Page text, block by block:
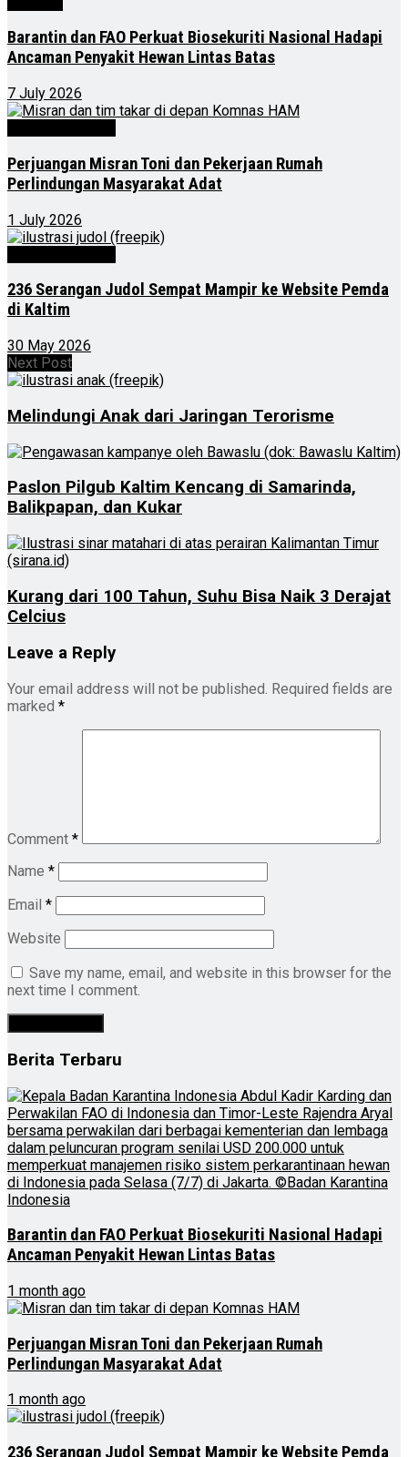
Barantin dan FAO Perkuat Biosekuriti Nasional Hadapi
Ancaman Penyakit Hewan Lintas Batas
7 July 2026
Perjuangan Misran Toni dan Pekerjaan Rumah
Perlindungan Masyarakat Adat
1 July 2026
236 Serangan Judol Sempat Mampir ke Website Pemda
di Kaltim
30 May 2026
Next Post
Melindungi Anak dari Jaringan Terorisme
Paslon Pilgub Kaltim Kencang di Samarinda,
Balikpapan, dan Kukar
Kurang dari 100 Tahun, Suhu Bisa Naik 3 Derajat
Celcius
Leave a Reply
Your email address will not be published. Required fields are
marked *
Comment *
Name *
Email *
Website
Save my name, email, and website in this browser for the
next time I comment.
Berita Terbaru
Barantin dan FAO Perkuat Biosekuriti Nasional Hadapi
Ancaman Penyakit Hewan Lintas Batas
1 month ago
Perjuangan Misran Toni dan Pekerjaan Rumah
Perlindungan Masyarakat Adat
1 month ago
236 Serangan Judol Sempat Mampir ke Website Pemda